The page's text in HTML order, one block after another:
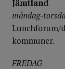
Jämtland
måndag-
Lunchforum/
kommuner.
FREDAG